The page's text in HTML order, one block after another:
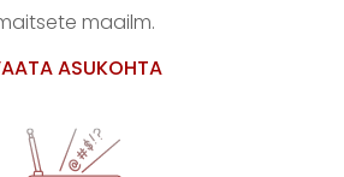
maailm.
ASUKOHTA